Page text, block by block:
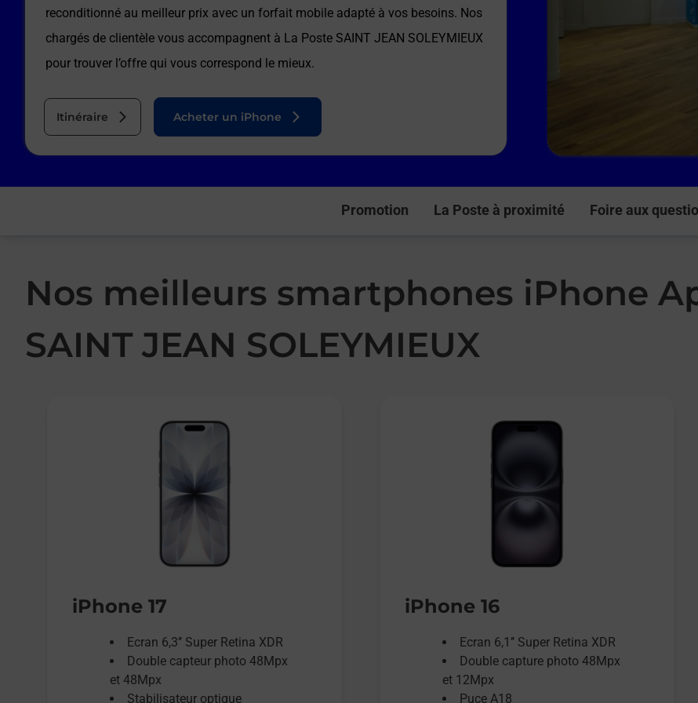
reconditionné au meilleur prix avec un forfait mobile adapté à vos besoins. Nos
chargés de clientèle vous accompagnent à La Poste SAINT JEAN SOLEYMIEUX
pour trouver l’offre qui vous correspond le mieux.
Itinéraire Acheter un iPhone
Promotion La Poste à proximité Foire aux
Nos meilleurs smartphones iPhone
SAINT JEAN SOLEYMIEUX
iPhone 17
Ecran 6,3’’ Super Retina XDR
Double capteur photo 48Mpx
et 48Mpx
Stabilisateur optique
iPhone 16
Ecran 6,1’’ Super Retina XDR
Double capture photo 48Mpx
et 12Mpx
Puce A18